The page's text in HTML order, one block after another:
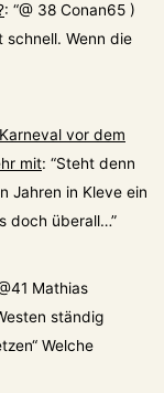
: “@ 38 Conan65 )
schnell. Wenn die
vor dem
mit: “Steht denn
Jahren in Kleve ein
doch überall…”
Mathias
ständig
Welche